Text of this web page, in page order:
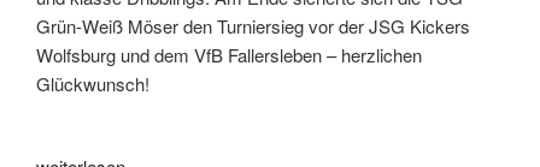
Grün‑Weiß Möser den Turniersieg vor der JSG Kickers
Wolfsburg und dem VfB Fallersleben – herzlichen
Glückwunsch!